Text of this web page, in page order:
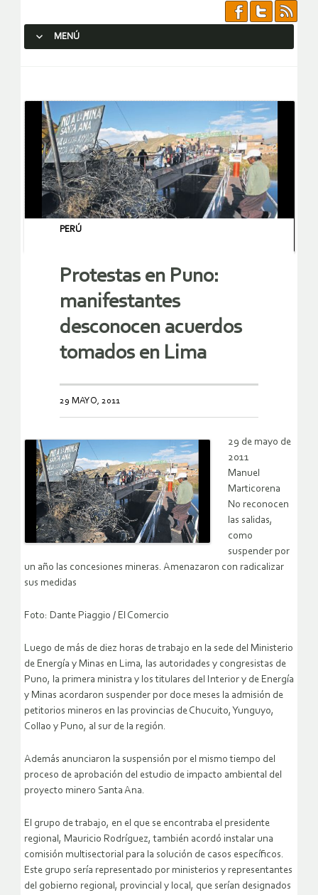
MENÚ
PERÚ
Protestas en Puno:
manifestantes
desconocen acuerdos
tomados en Lima
29 MAYO, 2011
29 de mayo de
2011
Manuel
Marticorena
No reconocen
las salidas,
como
suspender por
un año las concesiones mineras. Amenazaron con radicalizar
sus medidas
Foto: Dante Piaggio / El Comercio
Luego de más de diez horas de trabajo en la sede del Ministerio
de Energía y Minas en Lima, las autoridades y congresistas de
Puno, la primera ministra y los titulares del Interior y de Energía
y Minas acordaron suspender por doce meses la admisión de
petitorios mineros en las provincias de Chucuito, Yunguyo,
Collao y Puno, al sur de la región.
Además anunciaron la suspensión por el mismo tiempo del
proceso de aprobación del estudio de impacto ambiental del
proyecto minero Santa Ana.
El grupo de trabajo, en el que se encontraba el presidente
regional, Mauricio Rodríguez, también acordó instalar una
comisión multisectorial para la solución de casos específicos.
Este grupo sería representado por ministerios y representantes
del gobierno regional, provincial y local, que serían designados